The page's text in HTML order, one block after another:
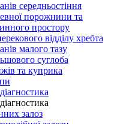
середньостіння
порожнини та
простору
відділу хребта
малого тазу
суглоба
та куприка
залоз